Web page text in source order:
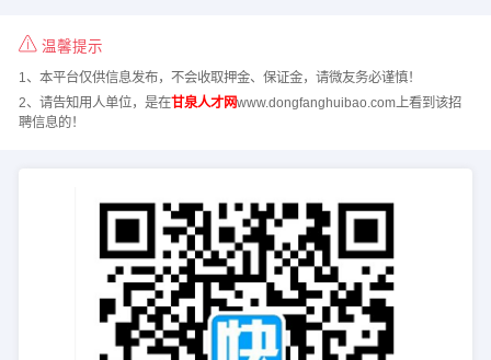
温馨提示
1、本平台仅供信息发布，不会收取押金、保证金，请微友务必谨慎！
2、请告知用人单位，是在甘泉人才网www.dongfanghuibao.com上看到该招
聘信息的！